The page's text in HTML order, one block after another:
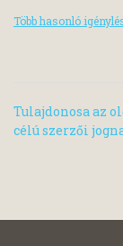
Több hasonló
Tulajdonosa az
célú szerzői